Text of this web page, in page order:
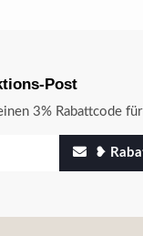
Post
3% Rabattcode
❥